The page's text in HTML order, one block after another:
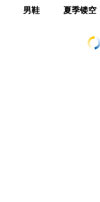
男鞋 夏季镂空